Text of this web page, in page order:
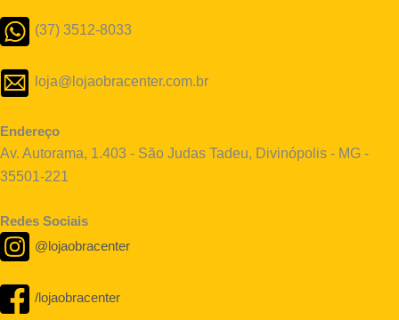
(37) 3512-8033
loja@lojaobracenter.com.br
Endereço
Av. Autorama, 1.403 - São Judas Tadeu, Divinópolis - MG -
35501-221
Redes Sociais
@lojaobracenter
/lojaobracenter